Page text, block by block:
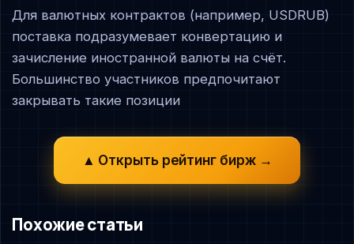
Для валютных контрактов (например, USDRUB)
поставка подразумевает конвертацию и
зачисление иностранной валюты на счёт.
Большинство участников предпочитают
закрывать такие позиции
▲ Открыть рейтинг бирж →
Похожие статьи